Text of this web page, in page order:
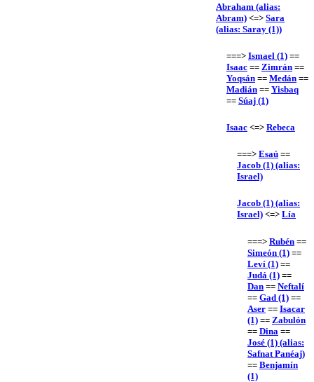
Abraham (alias:
Abram) <=> Sara
(alias: Saray (1))
===> Ismael (1) ==
Isaac == Zimrán ==
Yoqsán == Medán ==
Madián == Yisbaq
== Súaj (1)
Isaac <=> Rebeca
===> Esaú ==
Jacob (1) (alias:
Israel)
Jacob (1) (alias:
Israel) <=> Lía
===> Rubén ==
Simeón (1) ==
Leví (1) ==
Judá (1) ==
Dan == Neftalí
== Gad (1) ==
Aser == Isacar
(1) == Zabulón
== Dina ==
José (1) (alias:
Safnat Panéaj)
== Benjamín
(1)